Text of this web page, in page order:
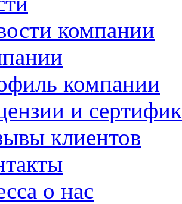
компании
компании
и
клиентов
о нас